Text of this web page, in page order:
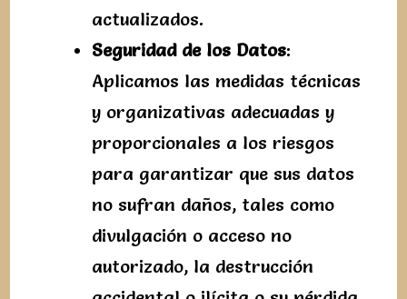
actualizados.
Seguridad de los Datos:
Aplicamos las medidas técnicas
y organizativas adecuadas y
proporcionales a los riesgos
para garantizar que sus datos
no sufran daños, tales como
divulgación o acceso no
autorizado, la destrucción